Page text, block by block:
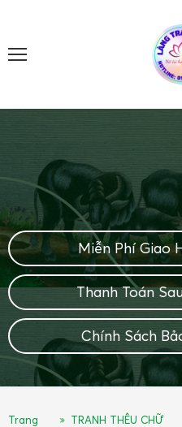
Miễn Phí Giao
Thanh Toán
Chính Sách
Trang
TRANH THÊU CHỮ